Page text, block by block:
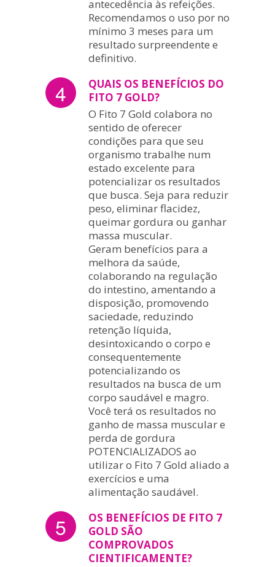
antecedência às refeições.
Recomendamos o uso por no
mínimo 3 meses para um
resultado surpreendente e
definitivo.
4
QUAIS OS BENEFÍCIOS DO
FITO 7 GOLD?
O Fito 7 Gold colabora no
sentido de oferecer
condições para que seu
organismo trabalhe num
estado excelente para
potencializar os resultados
que busca. Seja para reduzir
peso, eliminar flacidez,
queimar gordura ou ganhar
massa muscular.
Geram benefícios para a
melhora da saúde,
colaborando na regulação
do intestino, amentando a
disposição, promovendo
saciedade, reduzindo
retenção líquida,
desintoxicando o corpo e
consequentemente
potencializando os
resultados na busca de um
corpo saudável e magro.
Você terá os resultados no
ganho de massa muscular e
perda de gordura
POTENCIALIZADOS ao
utilizar o Fito 7 Gold aliado a
exercícios e uma
alimentação saudável.
5
OS BENEFÍCIOS DE FITO 7
GOLD SÃO
COMPROVADOS
CIENTIFICAMENTE?